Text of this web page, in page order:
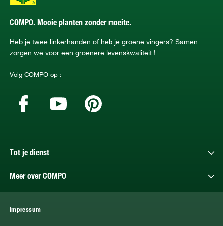
COMPO. Mooie planten zonder moeite.
Heb je twee linkerhanden of heb je groene vingers? Samen
zorgen we voor een groenere levenskwaliteit !
Volg COMPO op :
Tot je dienst
Meer over COMPO
Impressum